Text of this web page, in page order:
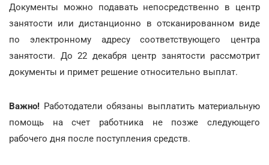
Документы можно подавать непосредственно в центр
занятости или дистанционно в отсканированном виде
по электронному адресу соответствующего центра
занятости. До 22 декабря центр занятости рассмотрит
документы и примет решение относительно выплат.
Важно! Работодатели обязаны выплатить материальную
помощь на счет работника не позже следующего
рабочего дня после поступления средств.